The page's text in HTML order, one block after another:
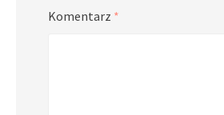
Komentarz *